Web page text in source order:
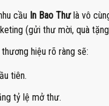
cầu In Bao Thưlà vô
(gửi thư mời, quà tặng
hiệu rõ ràng sẽ:
tiên.
tỷ lệ mở thư.